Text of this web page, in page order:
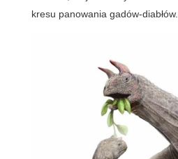
kresu panowania gadów-diabłów.